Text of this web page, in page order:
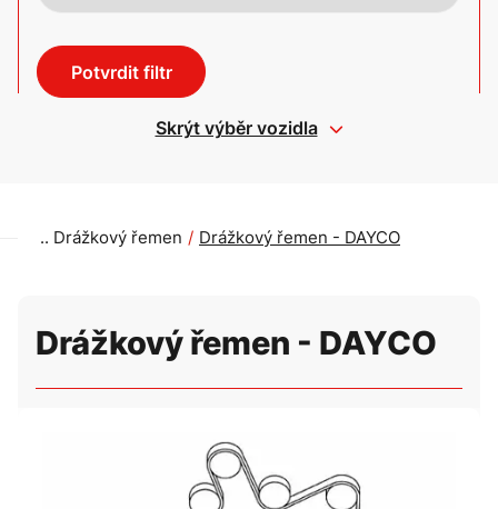
Potvrdit filtr
Skrýt výběr vozidla
Drážkový řemen Drážkový řemen - DAYCO
Drážkový řemen - DAYCO